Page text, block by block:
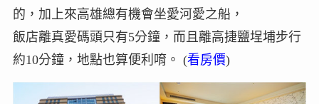
的，加上來高雄總有機會坐愛河愛之船，
飯店離真愛碼頭只有5分鐘，而且離高捷鹽埕埔步行
約10分鐘，地點也算便利唷。 (看房價)